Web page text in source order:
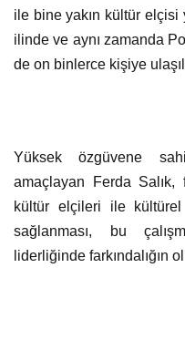
ile bine yakın kültür
ilinde ve aynı zamanda
de on binlerce kişiye
Yüksek özgüvene
amaçlayan Ferda Salık,
kültür elçileri ile kültürel
sağlanması, bu
liderliğinde farkındalığın